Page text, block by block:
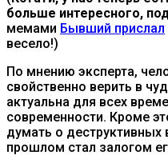
больше интересного,
мемами Бывший прислал
весело!)
По мнению эксперта,
свойственно верить в
актуальна для всех
современности. Кроме
думать о деструктивных
прошлом стал залогом